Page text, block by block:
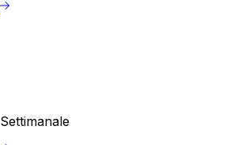
Settimanale